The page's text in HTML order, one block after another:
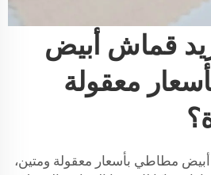
قماش أبيض
معقولة
مطاطي بأسعار معقولة ومتين،